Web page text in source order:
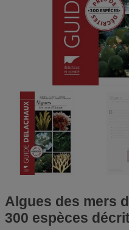
Algues des mers
300 espèces